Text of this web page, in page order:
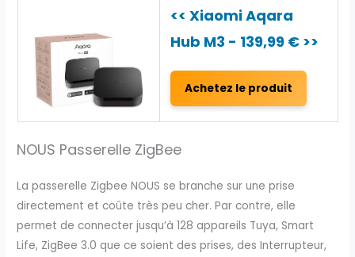
<< Xiaomi Aqara
Hub M3 - 139,99 € >>
Achetez le produit
NOUS Passerelle ZigBee
La passerelle Zigbee NOUS se branche sur une prise
directement et coûte très peu cher. Par contre, elle
permet de connecter jusqu’à 128 appareils Tuya, Smart
Life, ZigBee 3.0 que ce soient des prises, des Interrupteur,